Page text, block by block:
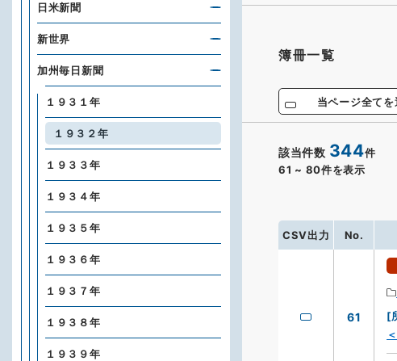
簿冊一覧
当ページ全て
該当件数 344件
61 ~ 80件を表示
CSV出力 No.
61
[
日米新聞
新世界
加州毎日新聞
１９３１年
１９３２年
１９３３年
１９３４年
１９３５年
１９３６年
１９３７年
１９３８年
１９３９年